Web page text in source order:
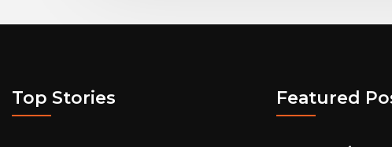
Top Stories Featured